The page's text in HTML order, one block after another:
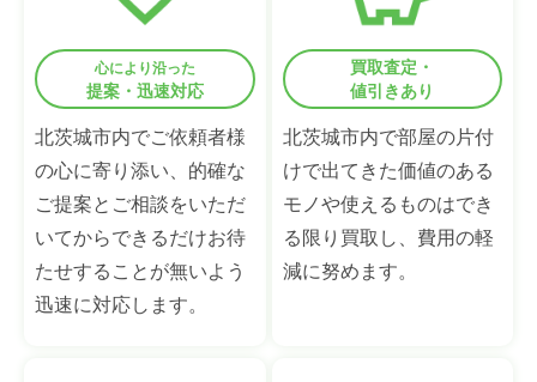
心により沿った
提案・迅速対応
北茨城市内でご依頼者様
の心に寄り添い、的確な
ご提案とご相談をいただ
いてからできるだけお待
たせすることが無いよう
迅速に対応します。
買取査定・
値引きあり
北茨城市内で部屋の片付
けで出てきた価値のある
モノや使えるものはでき
る限り買取し、費用の軽
減に努めます。